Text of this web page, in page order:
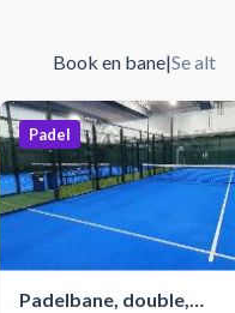
Book en bane|Se alt
Padel
Padelbane, double,